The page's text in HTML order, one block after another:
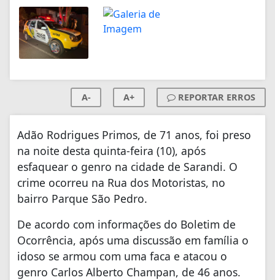
A- A+ REPORTAR ERROS
Adão Rodrigues Primos, de 71 anos, foi preso
na noite desta quinta-feira (10), após
esfaquear o genro na cidade de Sarandi. O
crime ocorreu na Rua dos Motoristas, no
bairro Parque São Pedro.
De acordo com informações do Boletim de
Ocorrência, após uma discussão em família o
idoso se armou com uma faca e atacou o
genro Carlos Alberto Champan, de 46 anos.